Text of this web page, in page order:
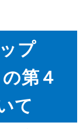
プ
第４
て